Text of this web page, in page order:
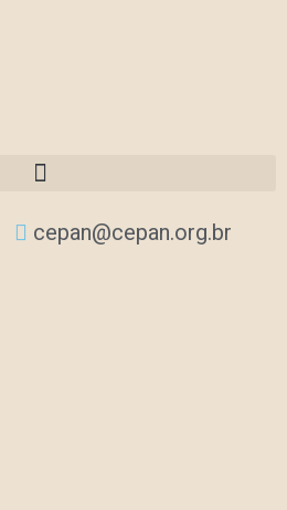
cepan@cepan.org.br